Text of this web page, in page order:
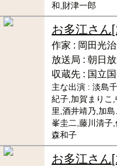
和,財津一郎
お多江さん
作家 : 岡田光治
放送局 : 朝日
収蔵先 : 国立
主な出演 : 淡島
紀子,加賀まりこ
里,酒井靖乃,加
峯圭二,藤川清子
森和子
お多江さん